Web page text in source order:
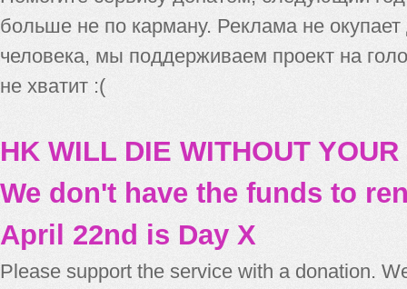
больше не по карману. Реклама не
человека, мы поддерживаем проект на
не хватит :(
HK WILL DIE WITHOUT
We don't have the funds to
April 22nd is Day X
Please support the service with a donation.